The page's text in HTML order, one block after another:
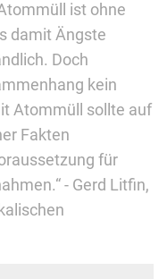
ist ohne
damit Ängste
Doch
kein
Atommüll sollte auf
Fakten
für
- Gerd Litfin,